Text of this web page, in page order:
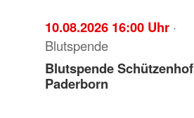
10.08.2026 16:00 Uhr ·
Blutspende
Blutspende Schützenhof
Paderborn